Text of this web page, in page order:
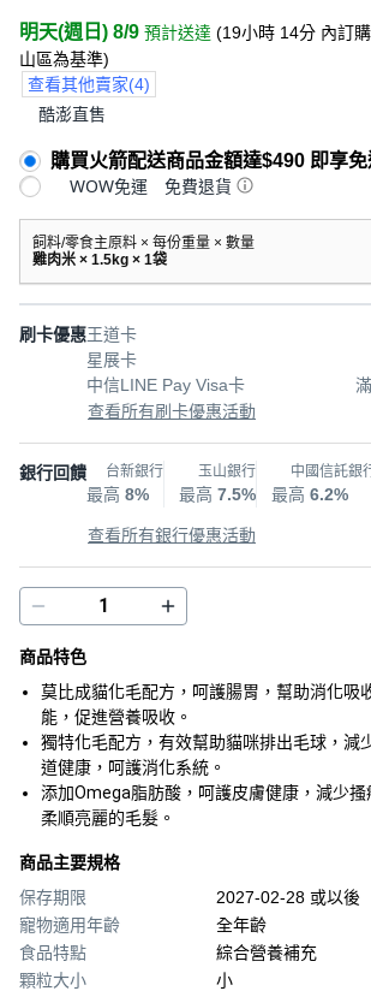
明天(週日) 8/9 預計送達 (19小時 14分 內訂
山區為基準)
查看其他賣家(4)
酷澎直售
購買火箭配送商品金額達$490 即享
WOW免運 免費退貨
飼料/零食主原料 × 每份重量 × 數量
雞肉米 × 1.5kg × 1袋
刷卡優惠王道卡
星展卡
中信LINE Pay Visa卡
查看所有刷卡優惠活動
銀行回饋 台新銀行
最高 8%
玉山銀行
最高 7.5%
中國信託銀
最高 6.2%
查看所有銀行優惠活動
商品特色
莫比成貓化毛配方，呵護腸胃，幫助消化吸
能，促進營養吸收。
獨特化毛配方，有效幫助貓咪排出毛球，減
道健康，呵護消化系統。
添加Omega脂肪酸，呵護皮膚健康，減少
柔順亮麗的毛髮。
商品主要規格
保存期限
2027-02-28 或以後
寵物適用年齡
全年齡
食品特點
綜合營養補充
顆粒大小
小